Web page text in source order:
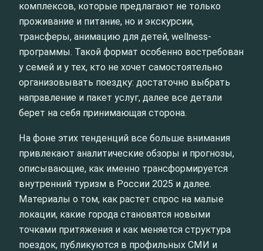
комплексов, которые предлагают не только
проживание и питание, но и экскурсии,
трансферы, анимацию для детей, wellness-
программы. Такой формат особенно востребован
у семей и у тех, кто не хочет самостоятельно
организовывать поездку: достаточно выбрать
направление и пакет услуг, далее все детали
берет на себя принимающая сторона.
На фоне этих тенденций все больше внимания
привлекают аналитические обзоры и прогнозы,
описывающие, как именно трансформируется
внутренний туризм в России 2025 и далее.
Материалы о том, как растет спрос на малые
локации, какие города становятся новыми
точками притяжения и как меняется структура
поездок, публикуются в профильных СМИ и